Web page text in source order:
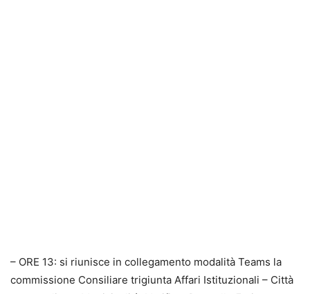
– ORE 13: si riunisce in collegamento modalità Teams la
commissione Consiliare trigiunta Affari Istituzionali – Città